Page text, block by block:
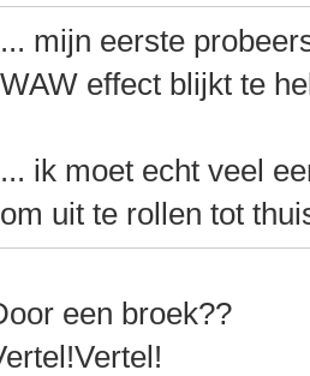
... mijn eerste
WAW effect blijkt te
... ik moet echt veel
om uit te rollen tot
een broek??